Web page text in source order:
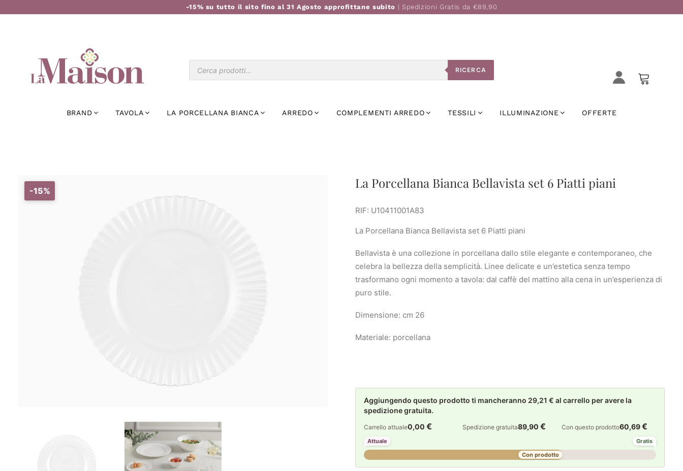
-15% su tutto il sito fino al 31 Agosto approfittane subito | Spedizioni Gratis da €89,90
RICERCA
BRAND TAVOLA LA PORCELLANA BIANCA ARREDO COMPLEMENTI ARREDO TESSILI ILLUMINAZIONE OFFERTE
-15% La Porcellana Bianca Bellavista set 6 Piatti piani
RIF: U10411001A83
La Porcellana Bianca Bellavista set 6 Piatti piani
Bellavista è una collezione in porcellana dallo stile elegante e contemporaneo, che
celebra la bellezza della semplicità. Linee delicate e un’estetica senza tempo
trasformano ogni momento a tavola: dal caffè del mattino alla cena in un’esperienza di
puro stile.
Dimensione: cm 26
Materiale: porcellana
Aggiungendo questo prodotto ti mancheranno 29,21 € al carrello per avere la
spedizione gratuita.
Carrello attuale0,00 € Spedizione gratuita89,90€ Con questo prodotto60,69€
Attuale
Gratis
Con prodotto